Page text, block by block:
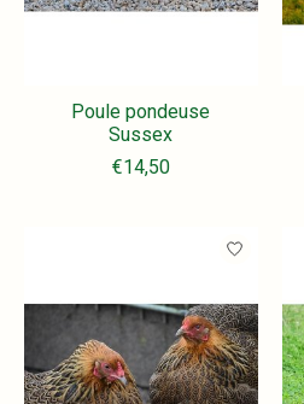
Poule pondeuse
Sussex
€14,50